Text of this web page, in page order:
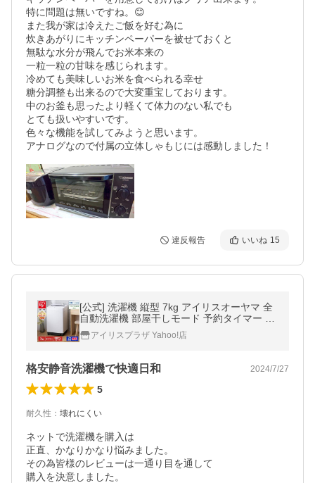
特に問題は無いですね。😊
また我が家は冷えたご飯を好む為に
炊きあがりにキッチンペーパーを被せておくと
無駄な水分が飛んでお米本来の
一粒一粒の甘味を感じられます。
冷めても美味しいお米を食べられる幸せ
糖分調整も出来るので大変重宝しております。
中のお釜も思ったより軽くて体力のない私でも
とても扱いやすいです。
色々な機能を試してみようと思います。
アナログなので付属の立体しゃもじには感動しました！
違反報告 いいね 15
[公式] 洗濯機 縦型 7kg アイリスオーヤマ 全
自動洗濯機 部屋干しモード 予約タイマー 新
生活 一人暮らし ITW-70A01-W 安心延長保
証対象アイリスプラザ Yahoo!店
格安静音洗濯機で快適日和 2024/7/27
5
耐久性 ： 壊れにくい
ネットで洗濯機を購入は
正直、かなりかなり悩みました。
その為皆様のレビューは一通り目を通して
購入を決意しました。